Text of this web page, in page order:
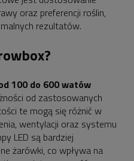
oraz preferencji roślin,
rezultatów.
100 do 600 watów
od zastosowanych
te mogą się różnić w
wentylacji oraz systemu
LED są bardziej
żarówki, co wpływa na